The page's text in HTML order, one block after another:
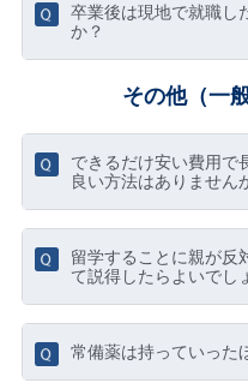
卒業後は現地で就職し
か？
その他（一
できるだけ安い費用で
良い方法はありません
留学することに親が反
て説得したらよいでし
常備薬は持っていった